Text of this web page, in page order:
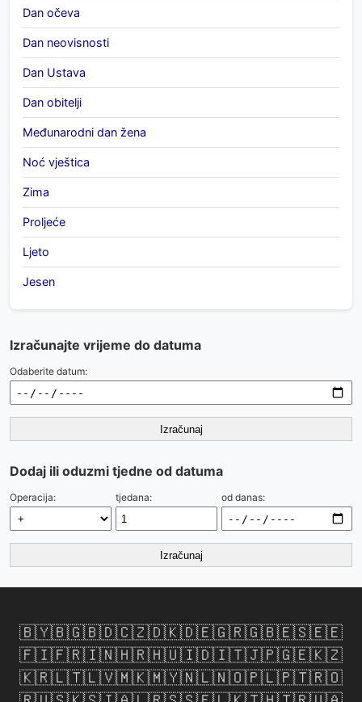
Dan očeva
Dan neovisnosti
Dan Ustava
Dan obitelji
Međunarodni dan žena
Noć vještica
Zima
Proljeće
Ljeto
Jesen
Izračunajte vrijeme do datuma
Odaberite datum:
Izračunaj
Dodaj ili oduzmi tjedne od datuma
Operacija: tjedana: od danas:
Izračunaj
🇧🇾🇧🇬🇧🇩🇨🇿🇩🇰🇩🇪🇬🇷🇬🇧🇪🇸🇪🇪
🇫🇮🇫🇷🇮🇳🇭🇷🇭🇺🇮🇩🇮🇹🇯🇵🇬🇪🇰🇿
🇰🇷🇱🇹🇱🇻🇲🇰🇲🇾🇳🇱🇳🇴🇵🇱🇵🇹🇷🇴